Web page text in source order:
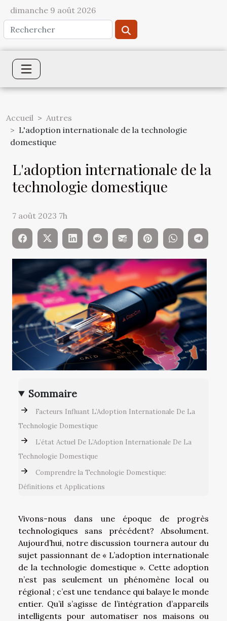
dimanche 9 août 2026
Accueil
Autres
L'adoption internationale de la technologie
domestique
L'adoption internationale de la
technologie domestique
7 août 2023 7h
Sommaire
Facteurs Influant L’Adoption Internationale De La
Technologie Domestique
L’état Actuel De L’Adoption Internationale De La
Technologie Domestique
Comprendre la Technologie Domestique:
Définitions et Applications
Vivons-nous dans une époque de progrès
technologiques sans précédent? Absolument.
Aujourd’hui, notre discussion tournera autour du
sujet passionnant de « L’adoption internationale
de la technologie domestique ». Cette adoption
n’est pas seulement un phénomène local ou
régional ; c’est une tendance qui balaye le monde
entier. Qu’il s’agisse de l’intégration d’appareils
intelligents pour automatiser nos maisons ou